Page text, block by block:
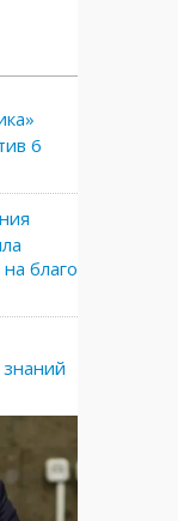
6
благо